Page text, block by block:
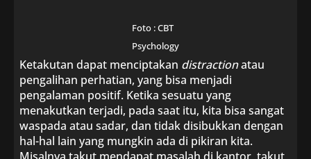
Foto : CBT
Psychology
Ketakutan dapat menciptakan distractionatau
pengalihan perhatian, yang bisa menjadi
pengalaman positif. Ketika sesuatu yang
menakutkan terjadi, pada saat itu, kita bisa sangat
waspada atau sadar, dan tidak disibukkan dengan
hal-hal lain yang mungkin ada di pikiran kita.